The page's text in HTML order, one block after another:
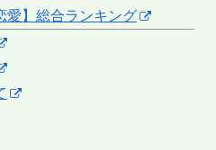
愛】総合ランキング